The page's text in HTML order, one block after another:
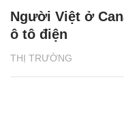
THỊ TRƯỜNG
Người Việt ở
ô tô điện